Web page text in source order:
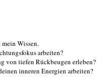
Wissen.
arbeiten?
von tiefen Rückbeugen erleben?
inneren Energien arbeiten?